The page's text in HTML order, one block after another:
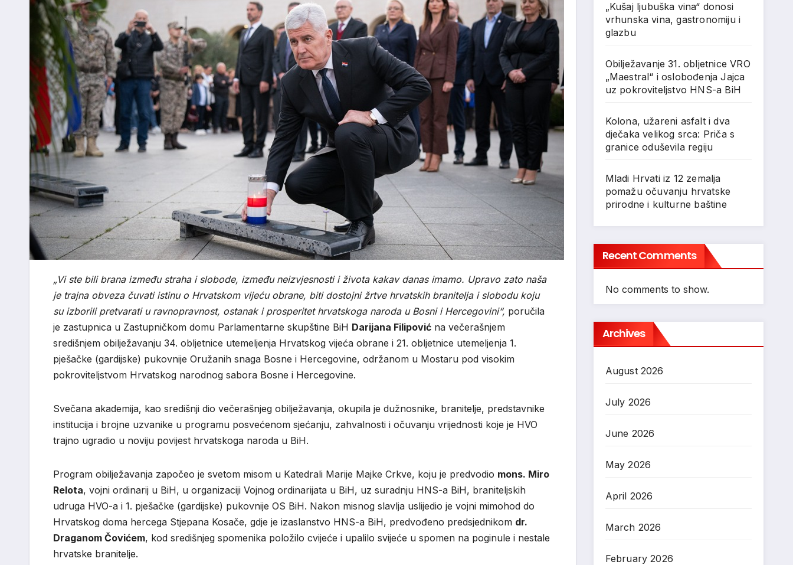
„Vi ste bili brana između straha i slobode, između neizvjesnosti i života kakav danas imamo. Upravo zato naša
je trajna obveza čuvati istinu o Hrvatskom vijeću obrane, biti dostojni žrtve hrvatskih branitelja i slobodu koju
su izborili pretvarati u ravnopravnost, ostanak i prosperitet hrvatskoga naroda u Bosni i Hercegovini“, poručila
je zastupnica u Zastupničkom domu Parlamentarne skupštine BiH Darijana Filipović na večerašnjem
središnjem obilježavanju 34. obljetnice utemeljenja Hrvatskog vijeća obrane i 21. obljetnice utemeljenja 1.
pješačke (gardijske) pukovnije Oružanih snaga Bosne i Hercegovine, održanom u Mostaru pod visokim
pokroviteljstvom Hrvatskog narodnog sabora Bosne i Hercegovine.
Svečana akademija, kao središnji dio večerašnjeg obilježavanja, okupila je dužnosnike, branitelje, predstavnike
institucija i brojne uzvanike u programu posvećenom sjećanju, zahvalnosti i očuvanju vrijednosti koje je HVO
trajno ugradio u noviju povijest hrvatskoga naroda u BiH.
Program obilježavanja započeo je svetom misom u Katedrali Marije Majke Crkve, koju je predvodio mons. Miro
Relota, vojni ordinarij u BiH, u organizaciji Vojnog ordinarijata u BiH, uz suradnju HNS-a BiH, braniteljskih
udruga HVO-a i 1. pješačke (gardijske) pukovnije OS BiH. Nakon misnog slavlja uslijedio je vojni mimohod do
Hrvatskog doma hercega Stjepana Kosače, gdje je izaslanstvo HNS-a BiH, predvođeno predsjednikom dr.
Draganom Čovićem, kod središnjeg spomenika položilo cvijeće i upalilo svijeće u spomen na poginule i nestale
hrvatske branitelje.
„Kušaj ljubuška vina“ donosi
vrhunska vina, gastronomiju i
glazbu
Obilježavanje 31. obljetnice VRO
„Maestral“ i oslobođenja Jajca
uz pokroviteljstvo HNS-a BiH
Kolona, užareni asfalt i dva
dječaka velikog srca: Priča s
granice oduševila regiju
Mladi Hrvati iz 12 zemalja
pomažu očuvanju hrvatske
prirodne i kulturne baštine
Recent Comments
No comments to show.
Archives
August 2026
July 2026
June 2026
May 2026
April 2026
March 2026
February 2026